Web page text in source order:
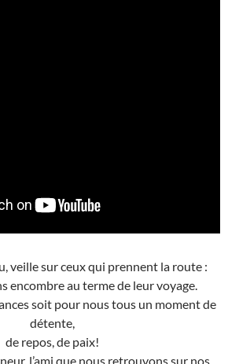
veille sur ceux qui prennent la route :
encombre au terme de leur voyage.
soit pour nous tous un moment de
détente,
de repos, de paix!
l’ami que nous retrouvons sur nos